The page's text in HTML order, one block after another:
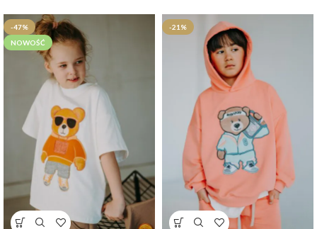
-47%
NOWOŚĆ
-21%